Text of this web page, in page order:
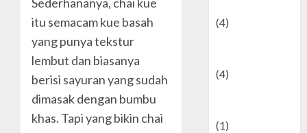
itu semacam kue basah
yang punya tekstur
lembut dan biasanya
berisi sayuran yang sudah
dimasak dengan bumbu
khas. Tapi yang bikin chai
(4)
(4)
(1)